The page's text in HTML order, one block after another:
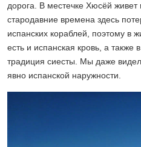
дорога. В местечке Хюсёй
стародавние времена здесь
испанских кораблей, поэтому в
есть и испанская кровь, а
традиция сиесты. Мы даже
явно испанской наружности.